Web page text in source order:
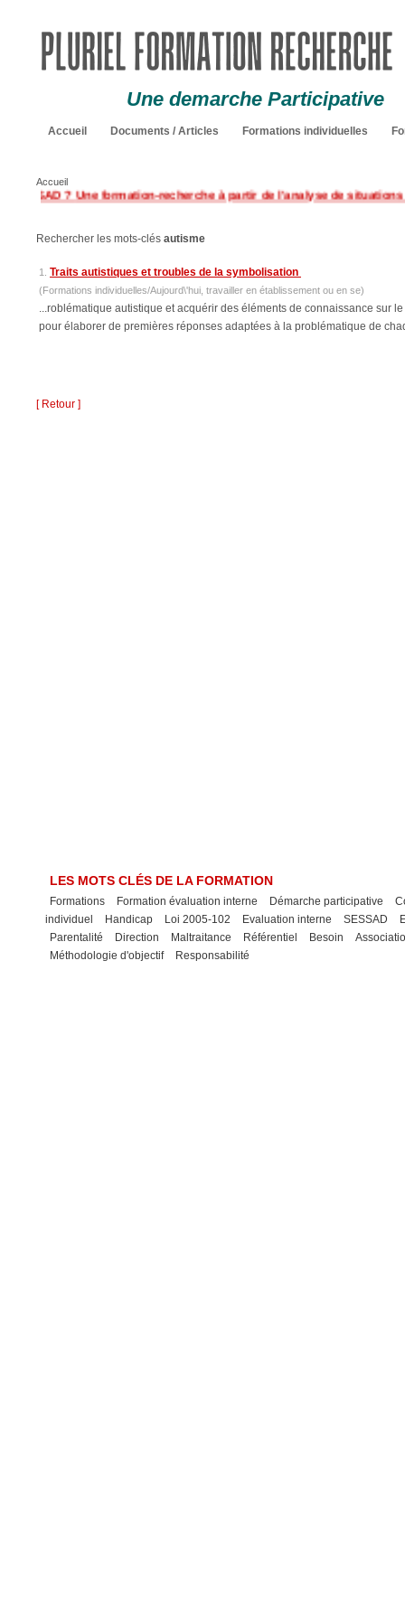
Une demarche Participative
Accueil Documents / Articles Formations individuelles
Accueil
?Une formation-recherche à partir de l'analyse de situations
Rechercher les mots-clés autisme
1. Traits autistiques et troubles de la symbolisation
(Formations individuelles/Aujourd\'hui, travailler en établissement ou en se)
...roblématique autistique et acquérir des éléments de connaissance sur
pour élaborer de premières réponses adaptées à la problématique de
[ Retour ]
LES MOTS CLÉS DE LA FORMATION
Formations Formation évaluation interne Démarche participative
individuel
Handicap Loi 2005-102 Evaluation interne SESSAD
Parentalité
Direction Maltraitance Référentiel Besoin
Méthodologie d'objectif
Responsabilité